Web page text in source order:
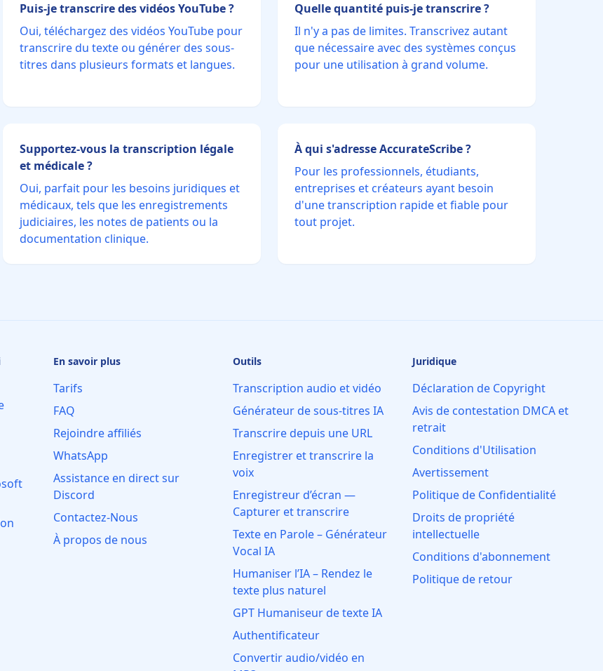
Puis-je transcrire des vidéos YouTube ?
Oui, téléchargez des vidéos YouTube pour
transcrire du texte ou générer des sous-
titres dans plusieurs formats et langues.
Quelle quantité puis-je transcrire ?
Il n'y a pas de limites. Transcrivez autant
que nécessaire avec des systèmes conçus
pour une utilisation à grand volume.
Supportez-vous la transcription légale
et médicale ?
Oui, parfait pour les besoins juridiques et
médicaux, tels que les enregistrements
judiciaires, les notes de patients ou la
documentation clinique.
À qui s'adresse AccurateScribe ?
Pour les professionnels, étudiants,
entreprises et créateurs ayant besoin
d'une transcription rapide et fiable pour
tout projet.
En savoir plus
Tarifs
FAQ
Rejoindre affiliés
WhatsApp
Assistance en direct sur
Discord
Contactez-Nous
À propos de nous
Outils
Transcription audio et vidéo
Générateur de sous-titres IA
Transcrire depuis une URL
Enregistrer et transcrire la
voix
Enregistreur d’écran —
Capturer et transcrire
Texte en Parole – Générateur
Vocal IA
Humaniser l’IA – Rendez le
texte plus naturel
GPT Humaniseur de texte IA
Authentificateur
Convertir audio/vidéo en
Juridique
Déclaration de Copyright
Avis de contestation DMCA et
retrait
Conditions d'Utilisation
Avertissement
Politique de Confidentialité
Droits de propriété
intellectuelle
Conditions d'abonnement
Politique de retour